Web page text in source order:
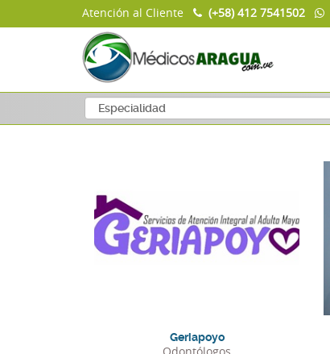
Atención al Cliente (+58) 412 7541502
Telefonos:
Geriapoyo